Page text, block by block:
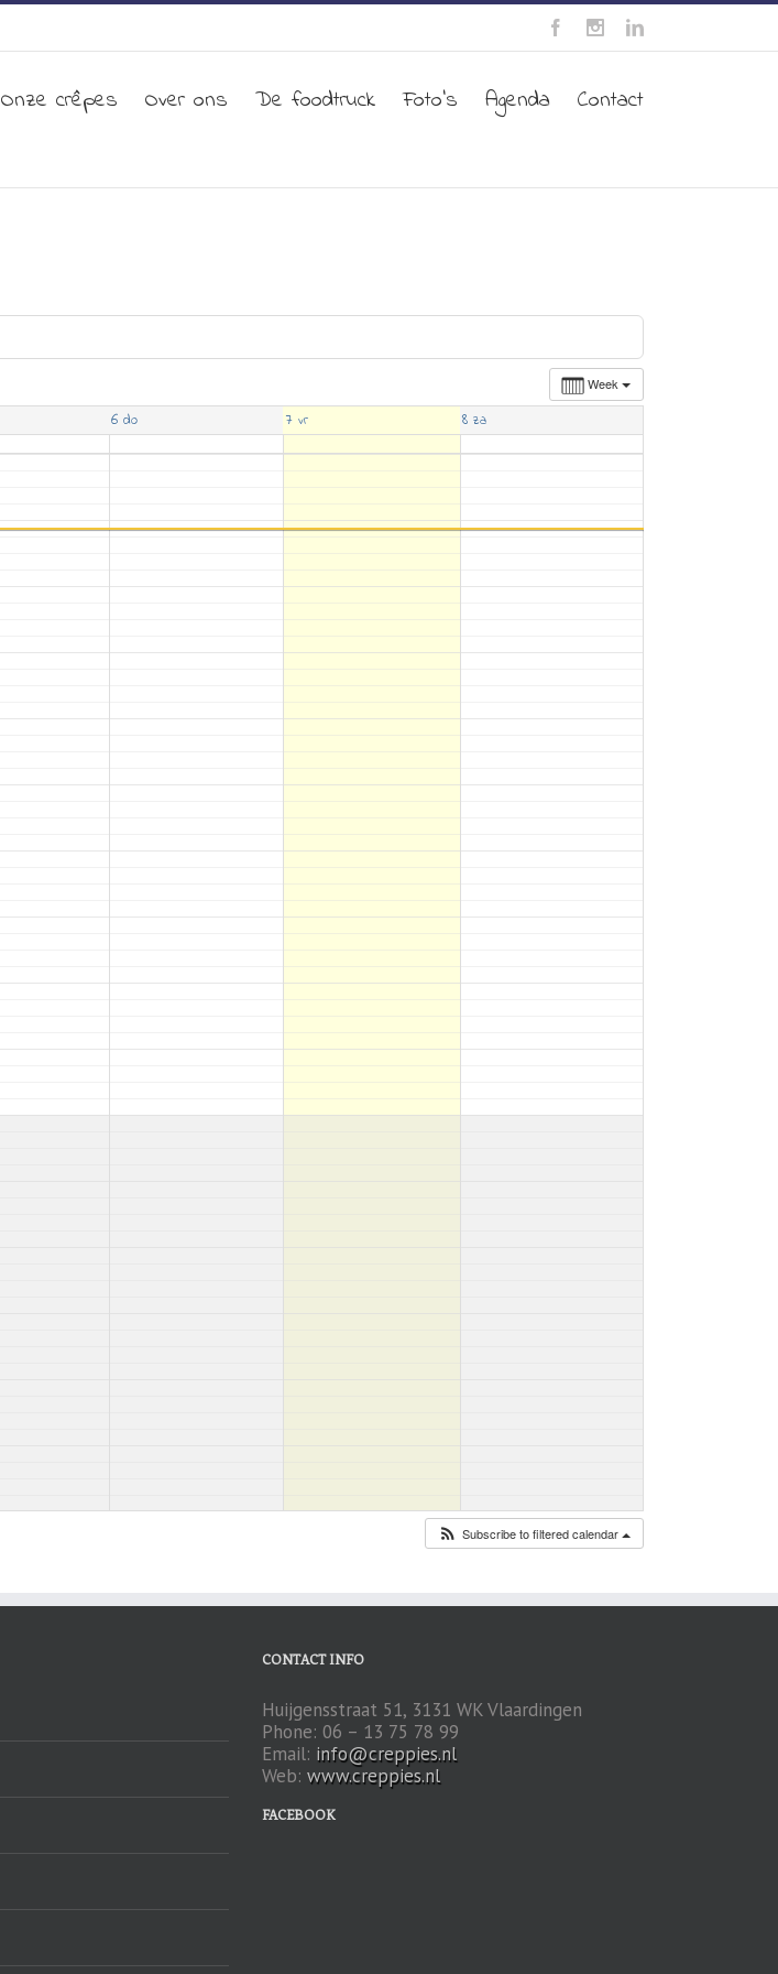
Onze crêpes Over ons De foodtruck Foto’s Agenda Contact
Week
6 do 7 vr 8 za
Subscribe to filtered calendar
CONTACT INFO
Huijgensstraat 51, 3131 WK Vlaardingen
Phone: 06 – 13 75 78 99
Email: info@creppies.nl
Web:www.creppies.nl
FACEBOOK